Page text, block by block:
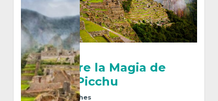
Descubre la Magia de
Machu Picchu
7Días6Noches